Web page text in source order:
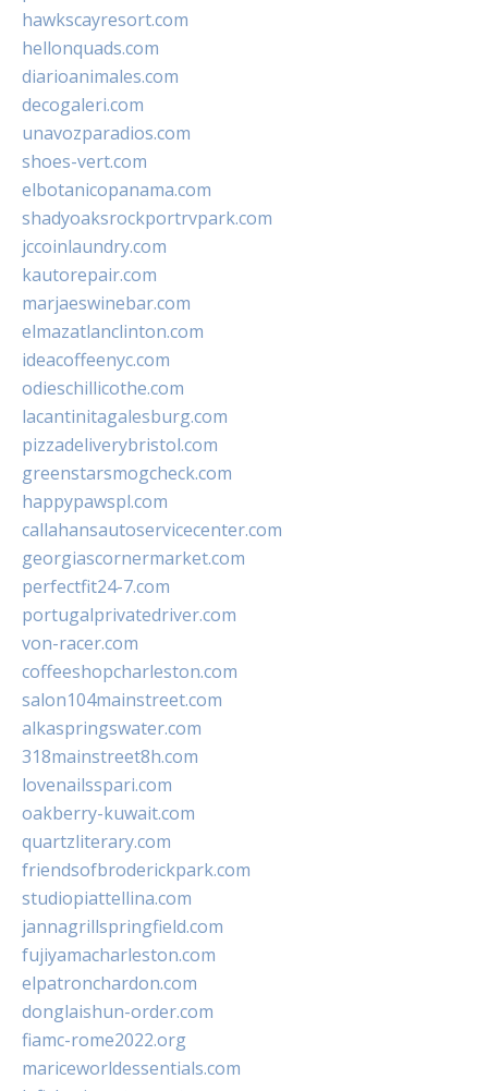
hawkscayresort.com
hellonquads.com
diarioanimales.com
decogaleri.com
unavozparadios.com
shoes-vert.com
elbotanicopanama.com
shadyoaksrockportrvpark.com
jccoinlaundry.com
kautorepair.com
marjaeswinebar.com
elmazatlanclinton.com
ideacoffeenyc.com
odieschillicothe.com
lacantinitagalesburg.com
pizzadeliverybristol.com
greenstarsmogcheck.com
happypawspl.com
callahansautoservicecenter.com
georgiascornermarket.com
perfectfit24-7.com
portugalprivatedriver.com
von-racer.com
coffeeshopcharleston.com
salon104mainstreet.com
alkaspringswater.com
318mainstreet8h.com
lovenailsspari.com
oakberry-kuwait.com
quartzliterary.com
friendsofbroderickpark.com
studiopiattellina.com
jannagrillspringfield.com
fujiyamacharleston.com
elpatronchardon.com
donglaishun-order.com
fiamc-rome2022.org
mariceworldessentials.com